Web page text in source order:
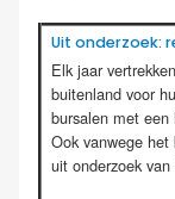
Uit onderzoek:
Elk jaar
buitenland voor
bursalen met een
Ook vanwege
uit onderzoek